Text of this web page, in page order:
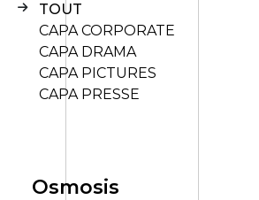
TOUT
CAPA CORPORATE
CAPA DRAMA
CAPA PICTURES
CAPA PRESSE
Osmosis